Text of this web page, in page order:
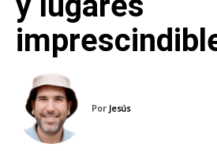
Por Jesús